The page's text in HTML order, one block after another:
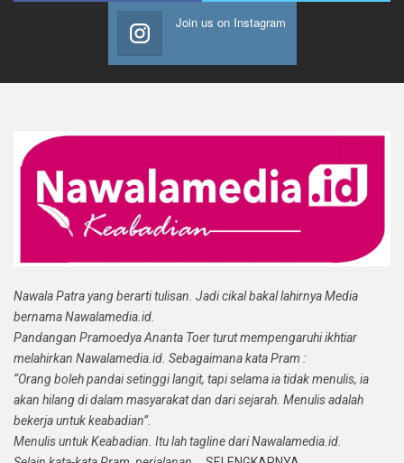
Join us on Instagram
Nawala Patra yang berarti tulisan. Jadi cikal bakal lahirnya Media
bernama Nawalamedia.id.
Pandangan Pramoedya Ananta Toer turut mempengaruhi ikhtiar
melahirkan Nawalamedia.id. Sebagaimana kata Pram :
“Orang boleh pandai setinggi langit, tapi selama ia tidak menulis, ia
akan hilang di dalam masyarakat dan dari sejarah. Menulis adalah
bekerja untuk keabadian”.
Menulis untuk Keabadian. Itu lah tagline dari Nawalamedia.id.